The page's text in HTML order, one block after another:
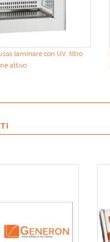
laminare con UV, filtro
attivo